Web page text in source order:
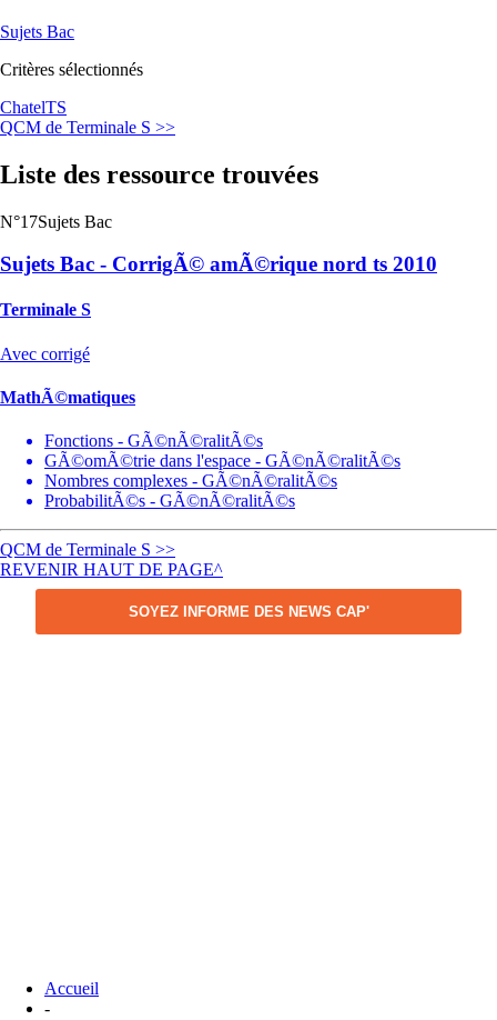
Sujets Bac
Critères sélectionnés
ChatelTS
QCM de Terminale S >>
Liste des ressource trouvées
N°17Sujets Bac
Sujets Bac - CorrigÃ© amÃ©rique nord ts 2010
Terminale S
Avec corrigé
MathÃ©matiques
Fonctions - GÃ©nÃ©ralitÃ©s
GÃ©omÃ©trie dans l'espace - GÃ©nÃ©ralitÃ©s
Nombres complexes - GÃ©nÃ©ralitÃ©s
ProbabilitÃ©s - GÃ©nÃ©ralitÃ©s
QCM de Terminale S >>
REVENIR HAUT DE PAGE^
SOYEZ INFORME DES NEWS CAP'
Accueil
-